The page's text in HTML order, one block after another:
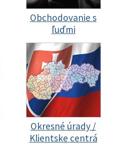
Obchodovanie s
ľuďmi
Okresné úrady /
Klientske centrá